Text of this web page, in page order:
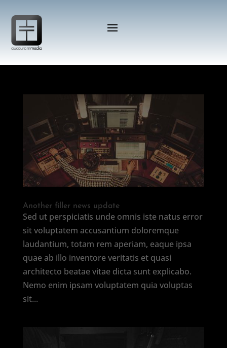
Another filler news update
Sed ut perspiciatis unde omnis iste natus error
sit voluptatem accusantium doloremque
laudantium, totam rem aperiam, eaque ipsa
quae ab illo inventore veritatis et quasi
architecto beatae vitae dicta sunt explicabo.
Nemo enim ipsam voluptatem quia voluptas
sit...